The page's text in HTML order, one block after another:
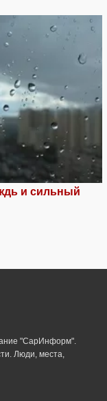
и сильный
"СарИнформ".
Люди, места,